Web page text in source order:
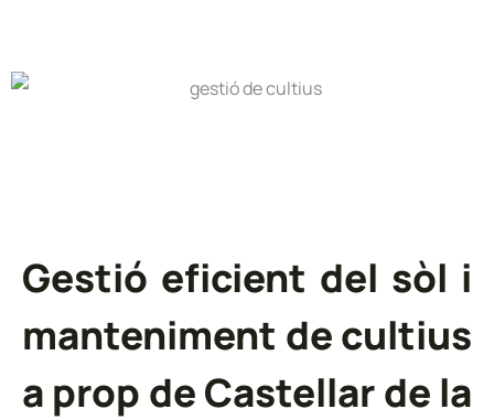
Gestió eficient del sòl i
manteniment de cultius
a prop de Castellar de la